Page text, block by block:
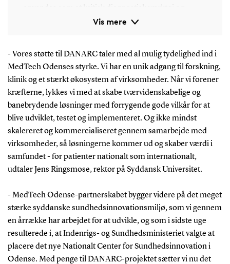
Vis mere
foretages som første undersøgelse i vurderingen og
fungerer, og om der er nogen problemer.
I DANARC vil klinikere og forskere udvikle en robot
til dels at automatisere selve undersøgelsen og dels
at udføre automatisk analyse af billederne ved brug
af kunstig intelligens. Det kræver både teknologisk
udvikling, fokus på etiske problemstillinger og
sundhedsøkonomi, regulering af medicinsk udstyr
og samarbejde med virksomheder, så løsningen kan
komme i anvendelse. Det vil gavne patienter, som vil
sundhedsvæsenet, som kan frigive tid til de mange
undersøgelser med en automatisk løsning.
- Vores støtte til DANARC taler med al mulig tydelighed ind i
MedTech Odenses styrke. Vi har en unik adgang til forskning,
klinik og et stærkt økosystem af virksomheder. Når vi forener
kræfterne, lykkes vi med at skabe tværvidenskabelige og
banebrydende løsninger med forrygende gode vilkår for at
blive udviklet, testet og implementeret. Og ikke mindst
skalereret og kommercialiseret gennem samarbejde med
virksomheder, så løsningerne kommer ud og skaber værdi i
samfundet - for patienter nationalt som internationalt,
udtaler Jens Ringsmose, rektor på Syddansk Universitet.
- MedTech Odense-partnerskabet bygger videre på det meget
stærke syddanske sundhedsinnovationsmiljø, som vi gennem
en årrække har arbejdet for at udvikle, og som i sidste uge
resulterede i, at Indenrigs- og Sundhedsministeriet valgte at
placere det nye Nationalt Center for Sundhedsinnovation i
Odense. Med penge til DANARC-projektet sætter vi nu det